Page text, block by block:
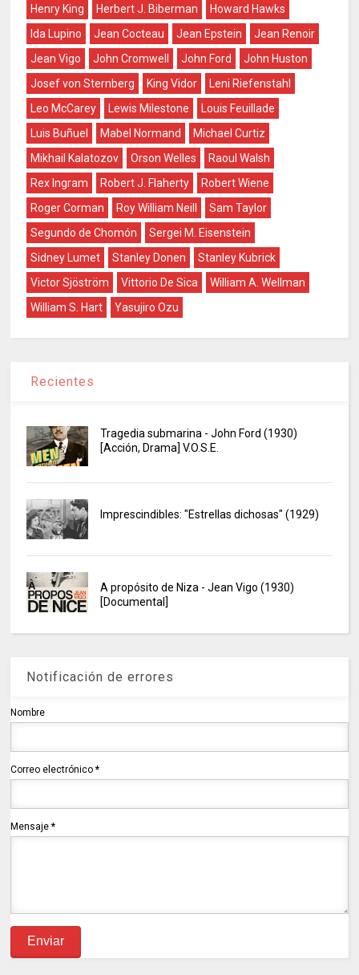
Henry King
Herbert J. Biberman
Howard Hawks
Ida Lupino
Jean Cocteau Jean Epstein
Jean Renoir
Jean Vigo
John Cromwell John Ford
John Huston
Josef von Sternberg
King Vidor
Leni Riefenstahl
Leo McCarey
Lewis Milestone
Louis Feuillade
Luis Buñuel
Mabel Normand
Michael Curtiz
Mikhail Kalatozov
Orson Welles
Raoul Walsh
Rex Ingram
Robert J. Flaherty
Robert Wiene
Roger Corman
Roy William Neill
Sam Taylor
Segundo de Chomón
Sergei M. Eisenstein
Sidney Lumet
Stanley Donen
Stanley Kubrick
Victor Sjöström
Vittorio De Sica
William A. Wellman
William S. Hart
Yasujiro Ozu
Recientes
Tragedia submarina - John Ford (1930)
[Acción, Drama] V.O.S.E.
Imprescindibles: "Estrellas dichosas" (1929)
A propósito de Niza - Jean Vigo (1930)
[Documental]
Notificación de errores
Nombre
Correo electrónico*
Mensaje*